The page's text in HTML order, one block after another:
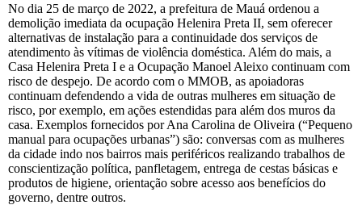
No dia 25 de março de 2022, a prefeitura de Mauá ordenou a
demolição imediata da ocupação Helenira Preta II, sem oferecer
alternativas de instalação para a continuidade dos serviços de
atendimento às vítimas de violência doméstica. Além do mais, a
Casa Helenira Preta I e a Ocupação Manoel Aleixo continuam com
risco de despejo. De acordo com o MMOB, as apoiadoras
continuam defendendo a vida de outras mulheres em situação de
risco, por exemplo, em ações estendidas para além dos muros da
casa. Exemplos fornecidos por Ana Carolina de Oliveira (“Pequeno
manual para ocupações urbanas”) são: conversas com as mulheres
da cidade indo nos bairros mais periféricos realizando trabalhos de
conscientização política, panfletagem, entrega de cestas básicas e
produtos de higiene, orientação sobre acesso aos benefícios do
governo, dentre outros.